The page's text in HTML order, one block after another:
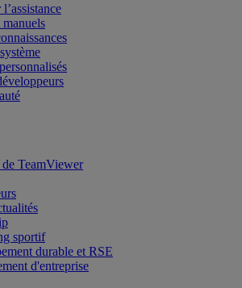
TeamViewer
sportif
durable et RSE
d'entreprise